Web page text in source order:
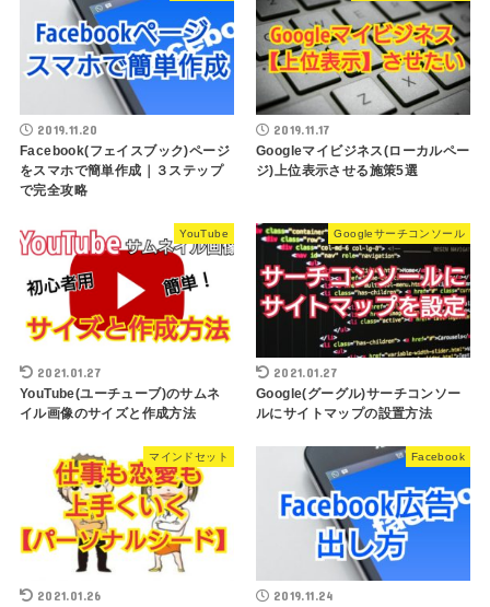
2019.11.20
Facebook(フェイスブック)ページ
をスマホで簡単作成｜３ステップ
で完全攻略
2019.11.17
Googleマイビジネス(ローカルペー
ジ)上位表示させる施策5選
YouTube
2021.01.27
YouTube(ユーチューブ)のサムネ
イル画像のサイズと作成方法
Googleサーチコンソール
2021.01.27
Google(グーグル)サーチコンソー
ルにサイトマップの設置方法
マインドセット
2021.01.26
Facebook
2019.11.24